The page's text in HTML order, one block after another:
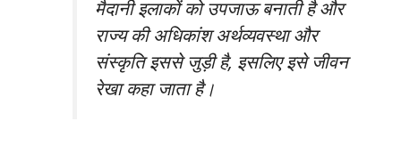
मैदानी इलाकों को उपजाऊ बनाती है और
राज्य की अधिकांश अर्थव्यवस्था और
संस्कृति इससे जुड़ी है, इसलिए इसे जीवन
रेखा कहा जाता है।